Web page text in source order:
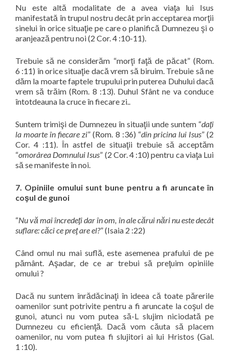
Nu este altă modalitate de a avea viaţa lui Isus
manifestată în trupul nostru decât prin acceptarea morţii
sinelui în orice situaţie pe care o planifică Dumnezeu şi o
aranjează pentru noi (2 Cor. 4 :10-11).
Trebuie să ne considerăm “morţi faţă de păcat” (Rom.
6 :11) în orice situaţie dacă vrem să biruim. Trebuie să ne
dăm la moarte faptele trupului prin puterea Duhului dacă
vrem să trăim (Rom. 8 :13). Duhul Sfânt ne va conduce
întotdeauna la cruce în fiecare zi..
Suntem trimişi de Dumnezeu în situaţii unde suntem “daţi
la moarte în fiecare zi” (Rom. 8 :36) “din pricina lui Isus” (2
Cor. 4 :11). În astfel de situaţii trebuie să acceptăm
“omorârea Domnului Isus” (2 Cor. 4 :10) pentru ca viaţa Lui
să se manifeste în noi.
7. Opiniile omului sunt bune pentru a fi aruncate în
coşul de gunoi
“Nu vă mai încredeţi dar în om, în ale cărui nări nu este decât
suflare: căci ce preţ are el?” (Isaia 2 :22)
Când omul nu mai suflă, este asemenea prafului de pe
pământ. Aşadar, de ce ar trebui să preţuim opiniile
omului ?
Dacă nu suntem înrădăcinaţi în ideea că toate părerile
oamenilor sunt potrivite pentru a fi aruncate la coşul de
gunoi, atunci nu vom putea să-L slujim niciodată pe
Dumnezeu cu eficienţă. Dacă vom căuta să placem
oamenilor, nu vom putea fi slujitori ai lui Hristos (Gal.
1 :10).